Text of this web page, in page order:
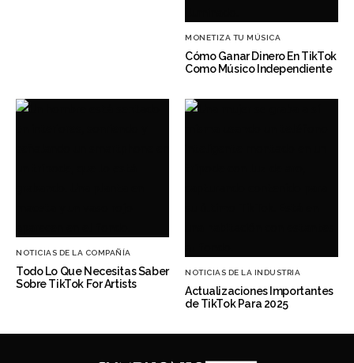
MONETIZA TU MÚSICA
Cómo Ganar Dinero En TikTok
Como Músico Independiente
NOTICIAS DE LA COMPAÑÍA
Todo Lo Que Necesitas Saber
Sobre TikTok For Artists
NOTICIAS DE LA INDUSTRIA
Actualizaciones Importantes
de TikTok Para 2025